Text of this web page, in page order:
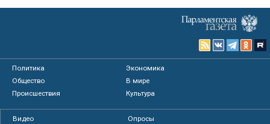
Политика
Экономика
Общество
В мире
Происшествия
Культура
Видео
Опросы